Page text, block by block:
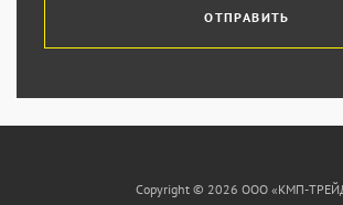
ОТПРАВИТЬ
Copyright © 2026 ООО «КМП-